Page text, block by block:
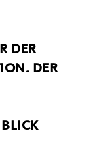
DER
DER